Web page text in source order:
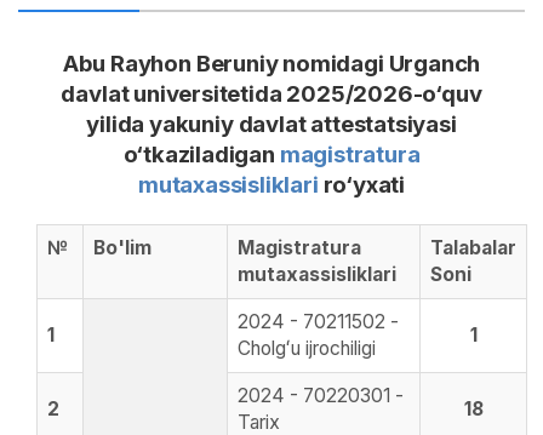
Abu Rayhon Beruniy nomidagi Urganch
davlat universitetida 2025/2026-o‘quv
yilida yakuniy davlat attestatsiyasi
o‘tkaziladigan magistratura
mutaxassisliklari ro‘yxati
№ Bo'lim
Magistratura
mutaxassisliklari
Talabalar
Soni
1
2024 - 70211502 -
Cholgʻu ijrochiligi
1
2
2024 - 70220301 -
Tarix
18